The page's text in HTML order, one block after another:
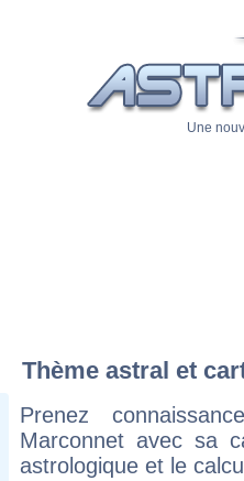
Une
Thème astral et
Prenez
Marconnet avec sa
astrologique et le